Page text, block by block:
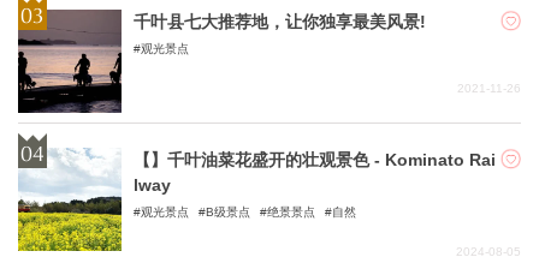
千叶县七大推荐地，让你独享最美风景!
观光景点
2021-11-26
【】千叶油菜花盛开的壮观景色 - Kominato Rai
lway
观光景点 B级景点 绝景景点 自然
2024-08-05